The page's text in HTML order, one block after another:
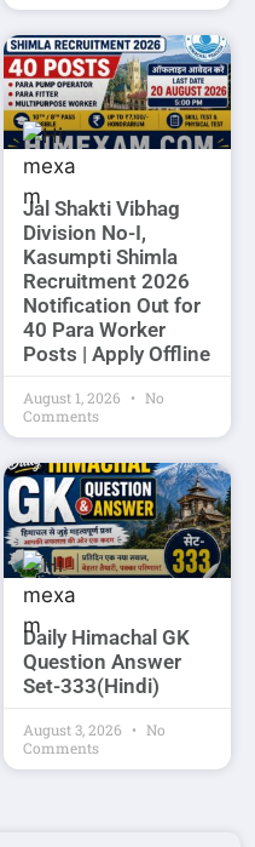
Jal Shakti Vibhag
Division No-I,
Kasumpti Shimla
Recruitment 2026
Notification Out for
40 Para Worker
Posts | Apply Offline
August 1, 2026
No
Comments
Daily Himachal GK
Question Answer
Set-333(Hindi)
August 3, 2026
No
Comments